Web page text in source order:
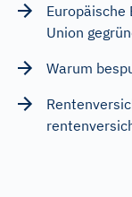
Europäische
Union
Warum